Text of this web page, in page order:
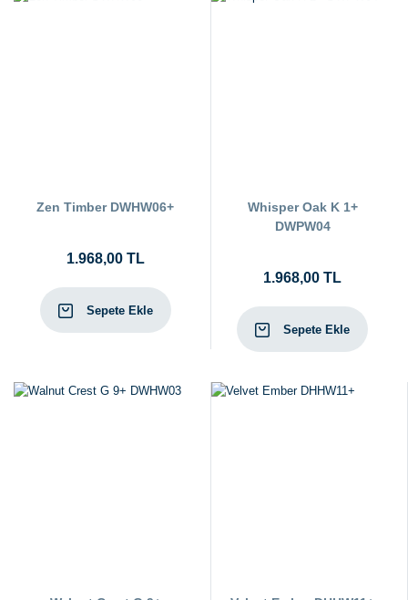
Zen Timber DWHW06+
1.968,00 TL
Sepete Ekle
Whisper Oak K 1+
DWPW04
1.968,00 TL
Sepete Ekle